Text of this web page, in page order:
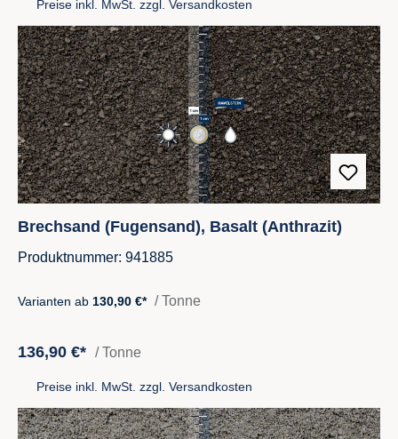
Preise inkl. MwSt. zzgl. Versandkosten
Brechsand (Fugensand), Basalt (Anthrazit)
Produktnummer: 941885
Varianten ab 130,90 €* / Tonne
136,90 €* / Tonne
Preise inkl. MwSt. zzgl. Versandkosten